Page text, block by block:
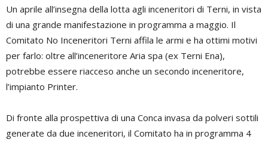
Un aprile all’insegna della lotta agli inceneritori di Terni, in vista
di una grande manifestazione in programma a maggio. Il
Comitato No Inceneritori Terni affila le armi e ha ottimi motivi
per farlo: oltre all’inceneritore Aria spa (ex Terni Ena),
potrebbe essere riacceso anche un secondo inceneritore,
l’impianto Printer.
Di fronte alla prospettiva di una Conca invasa da polveri sottili
generate da due inceneritori, il Comitato ha in programma 4